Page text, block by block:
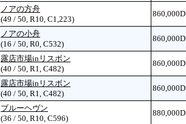
ノアの方舟
(49 / 50, R10, C1,223)
860,000D
ノアの小舟
(16 / 50, R0, C532)
860,000D
露店市場inリスボン
(40 / 50, R1, C482)
860,000D
露店市場inリスボン
(40 / 50, R1, C482)
860,000D
ブルーヘヴン
(36 / 50, R10, C596)
880,000D